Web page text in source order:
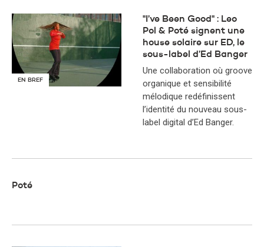
EN BREF
"I’ve Been Good" : Leo
Pol & Poté signent une
house solaire sur ED, le
sous-label d’Ed Banger
Une collaboration où groove
organique et sensibilité
mélodique redéfinissent
l’identité du nouveau sous-
label digital d’Ed Banger.
Poté